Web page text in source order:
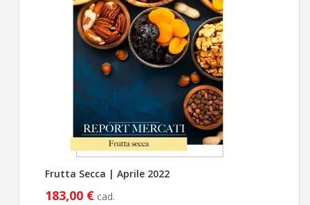
Frutta Secca | Aprile 2022
183,00 € cad.